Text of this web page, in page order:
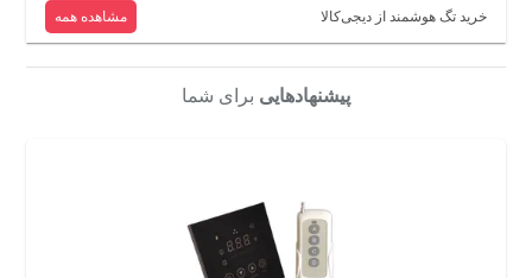
خرید تگ هوشمند از دیجی‌کالا مشاهده همه
پیشنهادهایی برای شما